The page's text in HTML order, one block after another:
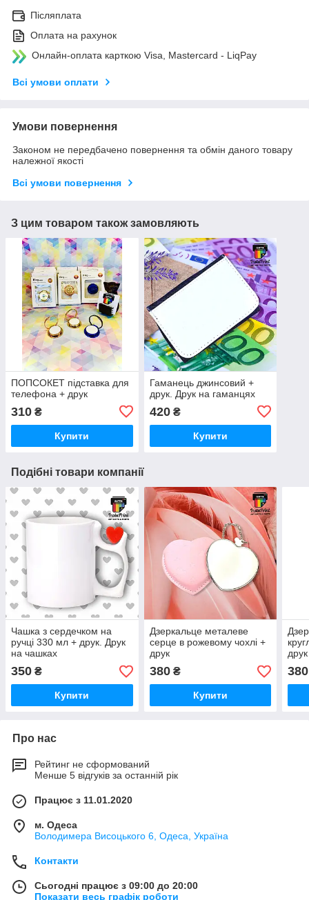
Післяплата
Оплата на рахунок
Онлайн-оплата карткою Visa, Mastercard - LiqPay
Всі умови оплати
Умови повернення
Законом не передбачено повернення та обмін даного товару
належної якості
Всі умови повернення
З цим товаром також замовляють
ПОПСОКЕТ підставка для
телефона + друк
310 ₴
Купити
Гаманець джинсовий +
друк. Друк на гаманцях
420₴
Купити
Подібні товари компанії
Чашка з сердечком на
ручці 330 мл + друк. Друк
на чашках
350 ₴
Купити
Дзеркальце металеве
серце в рожевому чохлі +
друк
380₴
Купити
друк
380
Про нас
Рейтинг не сформований
Менше 5 відгуків за останній рік
Працює з 11.01.2020
м. Одеса
Володимера Висоцького 6, Одеса, Україна
Контакти
Сьогодні працює з 09:00 до 20:00
Показати весь графік роботи